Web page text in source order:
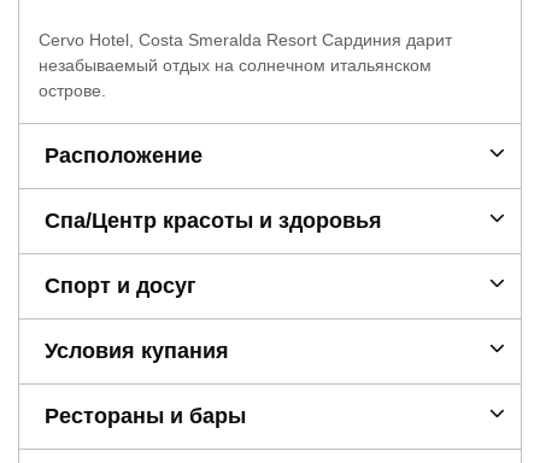
Cervo Hotel, Costa Smeralda Resort Сардиния дарит
незабываемый отдых на солнечном итальянском
острове.
Расположение
Спа/Центр красоты и здоровья
Спорт и досуг
Условия купания
Рестораны и бары